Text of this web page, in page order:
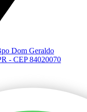
Dom Geraldo
- CEP 84020070